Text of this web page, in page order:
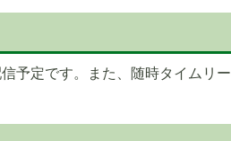
予定です。また、随時タイムリー